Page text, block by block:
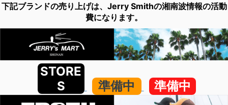
下記ブランドの売り上げは、Jerry Smithの湘南波情報の活動
費になります。
STORE
S
準備中 準備中